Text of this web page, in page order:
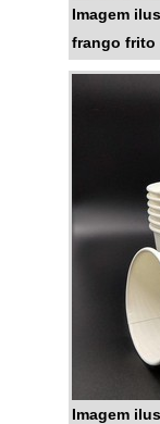
Imagem
frango frito
Imagem